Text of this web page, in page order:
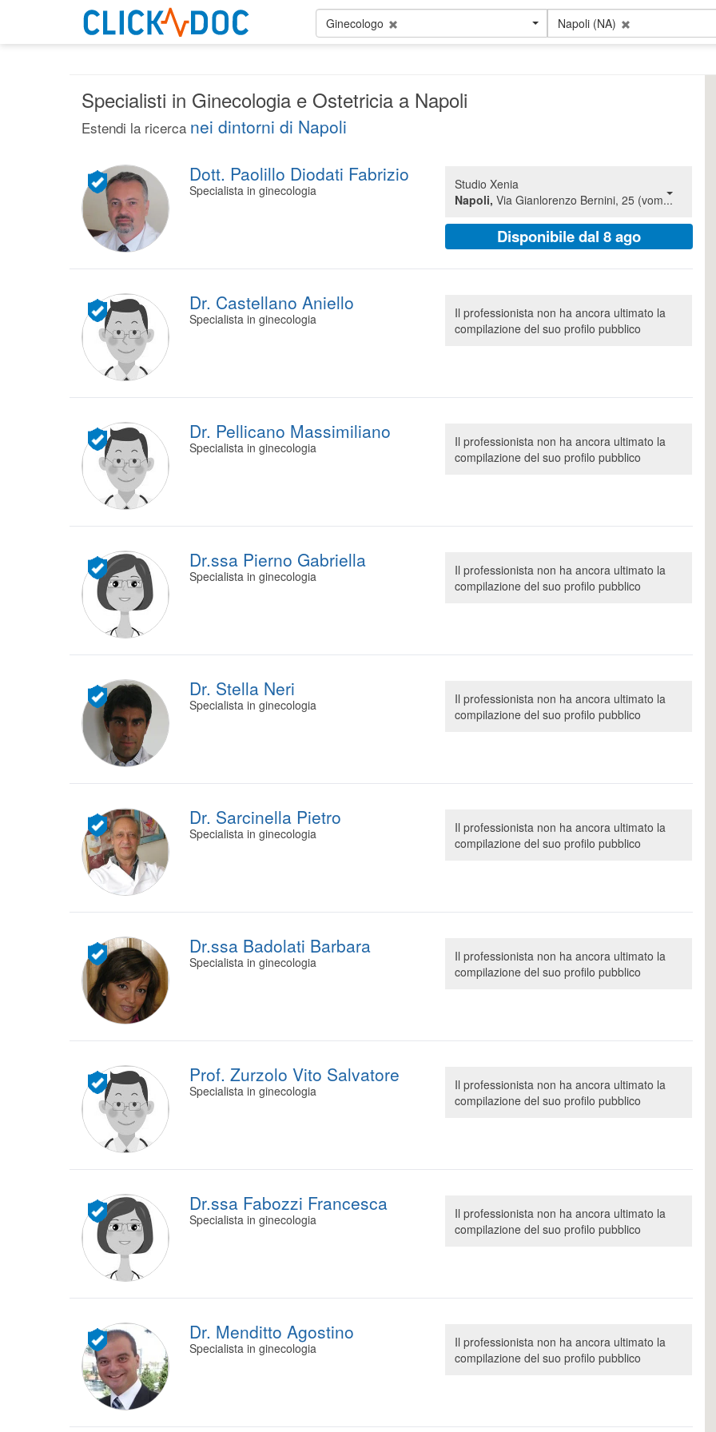
Ginecologo Napoli (NA)
Specialisti in Ginecologia e Ostetricia a Napoli
Estendi la ricerca nei dintorni di Napoli
Dott. Paolillo Diodati Fabrizio
Specialista in ginecologia
Studio Xenia
Napoli, Via Gianlorenzo Bernini, 25 (vom...
Disponibile dal 8 ago
Dr. Castellano Aniello
Specialista in ginecologia
Il professionista non ha ancora ultimato la
compilazione del suo profilo pubblico
Dr. Pellicano Massimiliano
Specialista in ginecologia
Il professionista non ha ancora ultimato la
compilazione del suo profilo pubblico
Dr.ssa Pierno Gabriella
Specialista in ginecologia
Il professionista non ha ancora ultimato la
compilazione del suo profilo pubblico
Dr. Stella Neri
Specialista in ginecologia
Il professionista non ha ancora ultimato la
compilazione del suo profilo pubblico
Dr. Sarcinella Pietro
Specialista in ginecologia
Il professionista non ha ancora ultimato la
compilazione del suo profilo pubblico
Dr.ssa Badolati Barbara
Specialista in ginecologia
Il professionista non ha ancora ultimato la
compilazione del suo profilo pubblico
Prof. Zurzolo Vito Salvatore
Specialista in ginecologia
Il professionista non ha ancora ultimato la
compilazione del suo profilo pubblico
Dr.ssa Fabozzi Francesca
Specialista in ginecologia
Il professionista non ha ancora ultimato la
compilazione del suo profilo pubblico
Dr. Menditto Agostino
Specialista in ginecologia
Il professionista non ha ancora ultimato la
compilazione del suo profilo pubblico